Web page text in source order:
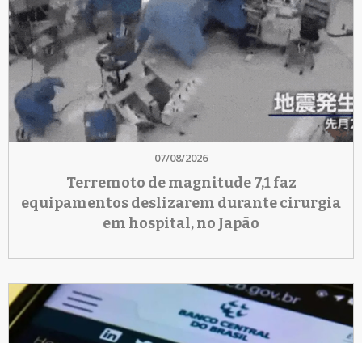
07/08/2026
Terremoto de magnitude 7,1 faz
equipamentos deslizarem durante cirurgia
em hospital, no Japão